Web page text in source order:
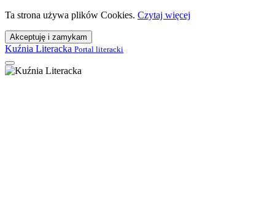
Ta strona używa plików Cookies. Czytaj więcej
Akceptuję i zamykam
Kuźnia Literacka Portal literacki